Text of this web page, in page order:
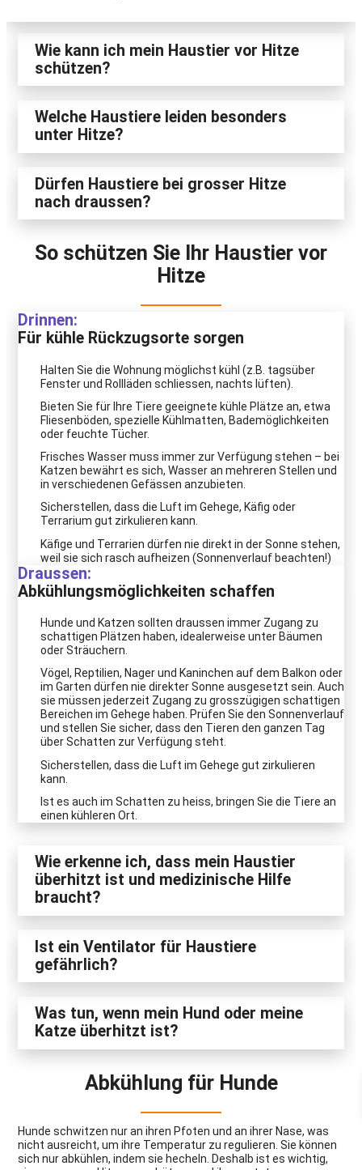
Wie kann ich mein Haustier vor Hitze
schützen?
Welche Haustiere leiden besonders
unter Hitze?
Dürfen Haustiere bei grosser Hitze
nach draussen?
So schützen Sie Ihr Haustier vor
Hitze
Drinnen:
Für kühle Rückzugsorte sorgen
Halten Sie die Wohnung möglichst kühl (z.B. tagsüber
Fenster und Rollläden schliessen, nachts lüften).
Bieten Sie für Ihre Tiere geeignete kühle Plätze an, etwa
Fliesenböden, spezielle Kühlmatten, Bademöglichkeiten
oder feuchte Tücher.
Frisches Wasser muss immer zur Verfügung stehen – bei
Katzen bewährt es sich, Wasser an mehreren Stellen und
in verschiedenen Gefässen anzubieten.
Sicherstellen, dass die Luft im Gehege, Käfig oder
Terrarium gut zirkulieren kann.
Käfige und Terrarien dürfen nie direkt in der Sonne stehen,
weil sie sich rasch aufheizen (Sonnenverlauf beachten!)
Draussen:
Abkühlungsmöglichkeiten schaffen
Hunde und Katzen sollten draussen immer Zugang zu
schattigen Plätzen haben, idealerweise unter Bäumen
oder Sträuchern.
Vögel, Reptilien, Nager und Kaninchen auf dem Balkon oder
im Garten dürfen nie direkter Sonne ausgesetzt sein. Auch
sie müssen jederzeit Zugang zu grosszügigen schattigen
Bereichen im Gehege haben. Prüfen Sie den Sonnenverlauf
und stellen Sie sicher, dass den Tieren den ganzen Tag
über Schatten zur Verfügung steht.
Sicherstellen, dass die Luft im Gehege gut zirkulieren
kann.
Ist es auch im Schatten zu heiss, bringen Sie die Tiere an
einen kühleren Ort.
Wie erkenne ich, dass mein Haustier
überhitzt ist und medizinische Hilfe
braucht?
Ist ein Ventilator für Haustiere
gefährlich?
Was tun, wenn mein Hund oder meine
Katze überhitzt ist?
Abkühlung für Hunde
Hunde schwitzen nur an ihren Pfoten und an ihrer Nase, was
nicht ausreicht, um ihre Temperatur zu regulieren. Sie können
sich nur abkühlen, indem sie hecheln. Deshalb ist es wichtig,